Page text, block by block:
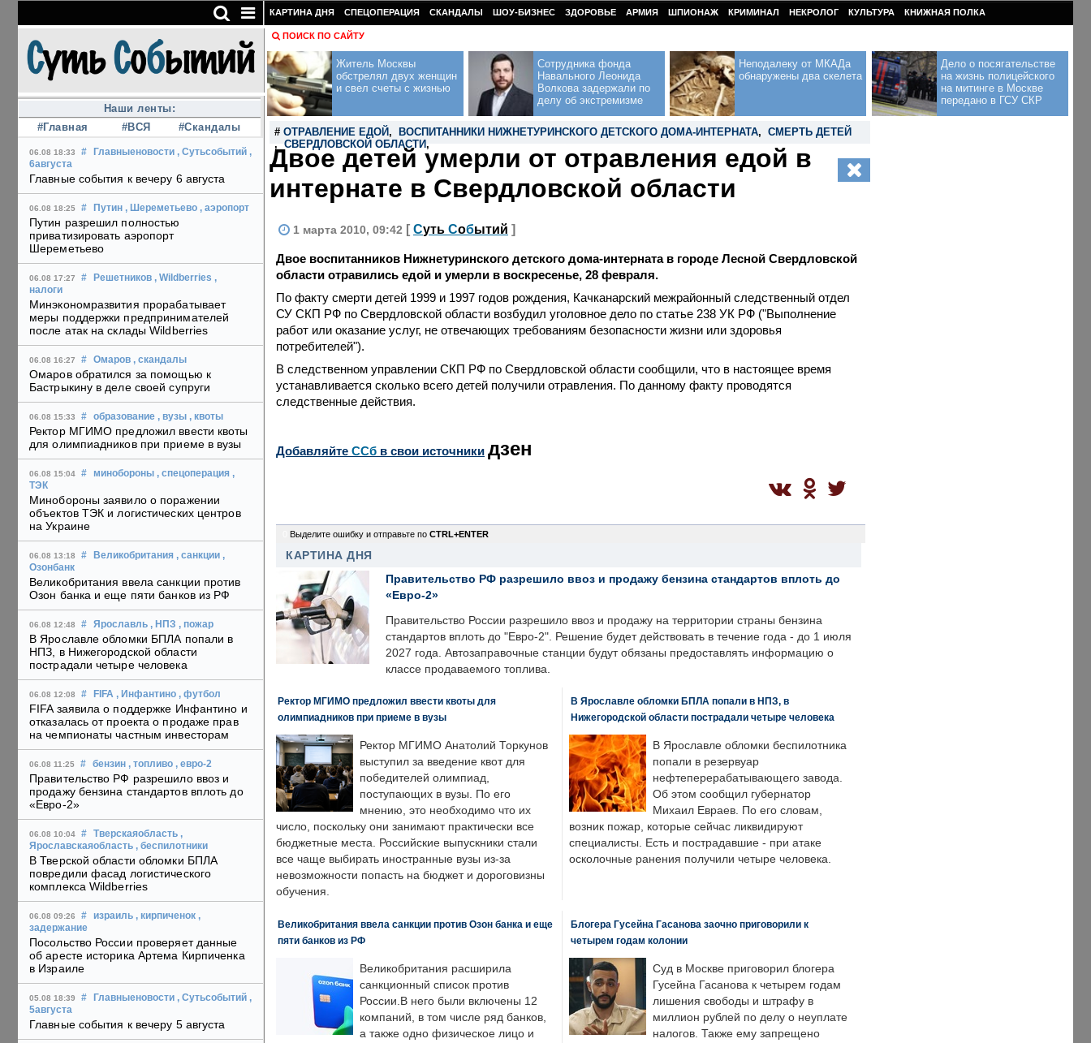
Наши ленты:
#Главная
#ВСЯ #Скандалы
06.08 18:33 # Главныеновости , Сутьсобытий ,
6августа
Главные события к вечеру 6 августа
06.08 18:25 # Путин , Шереметьево , аэропорт
Путин разрешил полностью
приватизировать аэропорт
Шереметьево
06.08 17:27 # Решетников , Wildberries ,
налоги
Минэкономразвития прорабатывает
меры поддержки предпринимателей
после атак на склады Wildberries
06.08 16:27 # Омаров , скандалы
Омаров обратился за помощью к
Бастрыкину в деле своей супруги
06.08 15:33 # образование , вузы , квоты
Ректор МГИМО предложил ввести квоты
для олимпиадников при приеме в вузы
06.08 15:04 # минобороны , спецоперация ,
ТЭК
Минобороны заявило о поражении
объектов ТЭК и логистических центров
на Украине
06.08 13:18 # Великобритания , санкции ,
Озонбанк
Великобритания ввела санкции против
Озон банка и еще пяти банков из РФ
06.08 12:48 # Ярославль , НПЗ , пожар
В Ярославле обломки БПЛА попали в
НПЗ, в Нижегородской области
пострадали четыре человека
06.08 12:08 # FIFA , Инфантино , футбол
FIFA заявила о поддержке Инфантино и
отказалась от проекта о продаже прав
на чемпионаты частным инвесторам
06.08 11:25 # бензин , топливо , евро-2
Правительство РФ разрешило ввоз и
продажу бензина стандартов вплоть до
«Евро-2»
06.08 10:04 # Тверскаяобласть ,
Ярославскаяобласть , беспилотники
В Тверской области обломки БПЛА
повредили фасад логистического
комплекса Wildberries
06.08 09:26 # израиль , кирпиченок ,
задержание
Посольство России проверяет данные
об аресте историка Артема Кирпиченка
в Израиле
05.08 18:39 # Главныеновости , Сутьсобытий ,
5августа
Главные события к вечеру 5 августа
КАРТИНА ДНЯ СПЕЦОПЕРАЦИЯ СКАНДАЛЫ ШОУ-БИЗНЕС ЗДОРОВЬЕ АРМИЯ ШПИОНАЖ КРИМИНАЛ НЕКРОЛОГ КУЛЬТУРА КНИЖНАЯ ПОЛКА
ПОИСК ПО САЙТУ
Житель Москвы
обстрелял двух женщин
и свел счеты с жизнью
Сотрудника фонда
Навального Леонида
Волкова задержали по
делу об экстремизме
Неподалеку от МКАДа
обнаружены два скелета
Дело о посягательстве
на жизнь полицейского
на митинге в Москве
передано в ГСУ СКР
# ОТРАВЛЕНИЕ ЕДОЙ , ВОСПИТАННИКИ НИЖНЕТУРИНСКОГО ДЕТСКОГО ДОМА-ИНТЕРНАТА, СМЕРТЬ ДЕТЕЙ
, СВЕРДЛОВСКОЙ ОБЛАСТИ,
Двое детей умерли от отравления едой в
интернате в Свердловской области
1 марта 2010, 09:42 [ Суть Событий ]
Двое воспитанников Нижнетуринского детского дома-интерната в городе Лесной Свердловской
области отравились едой и умерли в воскресенье, 28 февраля.
По факту смерти детей 1999 и 1997 годов рождения, Качканарский межрайонный следственный отдел
СУ СКП РФ по Свердловской области возбудил уголовное дело по статье 238 УК РФ ("Выполнение
работ или оказание услуг, не отвечающих требованиям безопасности жизни или здоровья
потребителей").
В следственном управлении СКП РФ по Свердловской области сообщили, что в настоящее время
устанавливается сколько всего детей получили отравления. По данному факту проводятся
следственные действия.
Добавляйте CСб в свои источники дзен
Выделите ошибку и отправьте по CTRL+ENTER
КАРТИНА ДНЯ
Правительство РФ разрешило ввоз и продажу бензина стандартов вплоть до
«Евро-2»
Правительство России разрешило ввоз и продажу на территории страны бензина
стандартов вплоть до "Евро-2". Решение будет действовать в течение года - до 1 июля
2027 года. Автозаправочные станции будут обязаны предоставлять информацию о
классе продаваемого топлива.
Ректор МГИМО предложил ввести квоты для
олимпиадников при приеме в вузы
Ректор МГИМО Анатолий Торкунов
выступил за введение квот для
победителей олимпиад,
поступающих в вузы. По его
мнению, это необходимо что их
число, поскольку они занимают практически все
бюджетные места. Российские выпускники стали
все чаще выбирать иностранные вузы из-за
невозможности попасть на бюджет и дороговизны
обучения.
В Ярославле обломки БПЛА попали в НПЗ, в
Нижегородской области пострадали четыре человека
В Ярославле обломки беспилотника
попали в резервуар
нефтеперерабатывающего завода.
Об этом сообщил губернатор
Михаил Евраев. По его словам,
возник пожар, которые сейчас ликвидируют
специалисты. Есть и пострадавшие - при атаке
осколочные ранения получили четыре человека.
Великобритания ввела санкции против Озон банка и еще
пяти банков из РФ
Великобритания расширила
санкционный список против
России.В него были включены 12
компаний, в том числе ряд банков,
а также одно физическое лицо и
Блогера Гусейна Гасанова заочно приговорили к
четырем годам колонии
Суд в Москве приговорил блогера
Гусейна Гасанова к четырем годам
лишения свободы и штрафу в
миллион рублей по делу о неуплате
налогов. Также ему запрещено